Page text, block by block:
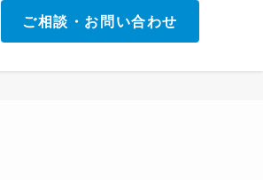
ご相談・お問い合わせ